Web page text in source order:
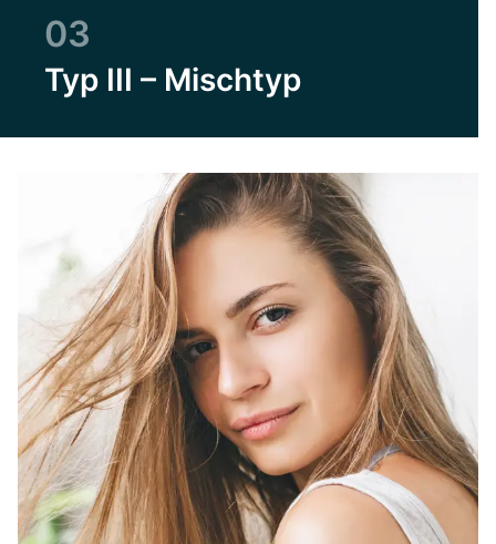
03
Typ III – Mischtyp